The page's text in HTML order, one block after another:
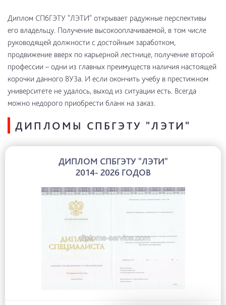
Диплом СПбГЭТУ "ЛЭТИ" открывает радужные перспективы
его владельцу. Получение высокооплачиваемой, в том числе
руководящей должности с достойным заработком,
продвижение вверх по карьерной лестнице, получение второй
профессии – одни из главных преимуществ наличия настоящей
корочки данного ВУЗа. И если окончить учебу в престижном
университете не удалось, выход из ситуации есть. Всегда
можно недорого приобрести бланк на заказ.
ДИПЛОМЫ СПБГЭТУ "ЛЭТИ"
ДИПЛОМ СПБГЭТУ "ЛЭТИ"
2014- 2026 ГОДОВ